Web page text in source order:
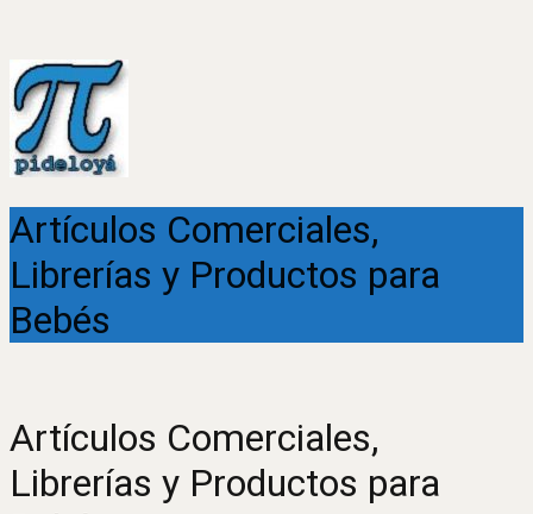
Artículos Comerciales,
Librerías y Productos para
Bebés
Artículos Comerciales,
Librerías y Productos para